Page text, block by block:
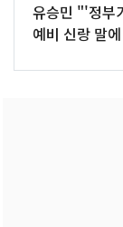
유승민 "'정부
예비 신랑 말